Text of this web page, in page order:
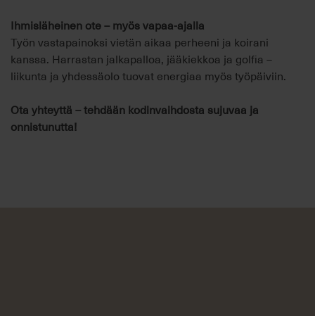
Ihmisläheinen ote – myös vapaa-ajalla
Työn vastapainoksi vietän aikaa perheeni ja koirani
kanssa. Harrastan jalkapalloa, jääkiekkoa ja golfia –
liikunta ja yhdessäolo tuovat energiaa myös työpäiviin.
Ota yhteyttä – tehdään kodinvaihdosta sujuvaa ja
onnistunutta!